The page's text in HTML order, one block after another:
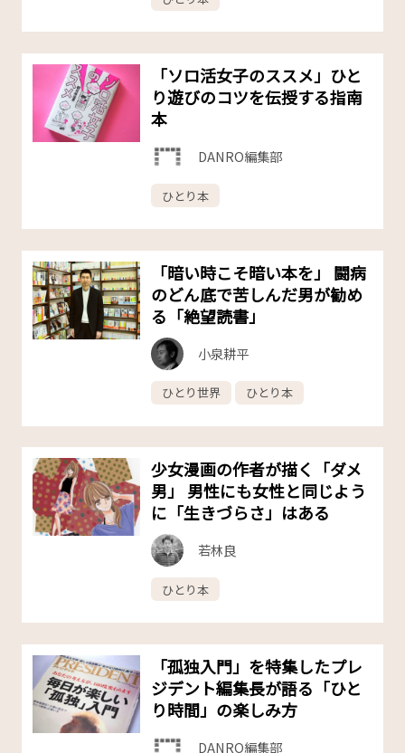
「ソロ活女子のススメ」ひと
り遊びのコツを伝授する指南
本
DANRO編集部
ひとり本
「暗い時こそ暗い本を」 闘病
のどん底で苦しんだ男が勧め
る「絶望読書」
小泉耕平
ひとり世界 ひとり本
少女漫画の作者が描く「ダメ
男」 男性にも女性と同じよう
に「生きづらさ」はある
若林良
ひとり本
「孤独入門」を特集したプレ
ジデント編集長が語る「ひと
り時間」の楽しみ方
DANRO編集部